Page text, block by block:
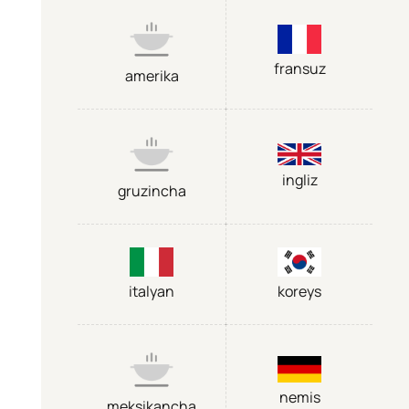
amerika fransuz
gruzincha
ingliz
italyan koreys
nemis